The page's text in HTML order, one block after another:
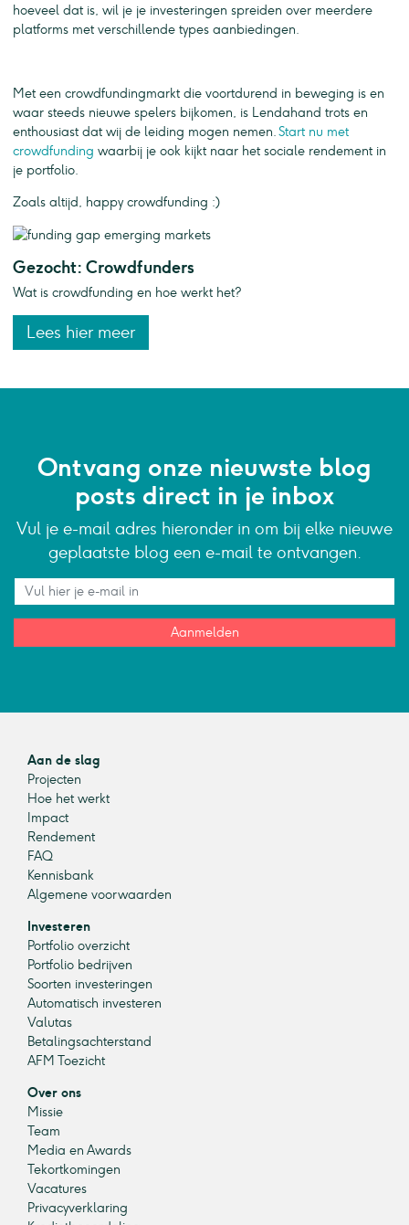
hoeveel dat is, wil je je investeringen spreiden over meerdere
platforms met verschillende types aanbiedingen.
Met een crowdfundingmarkt die voortdurend in beweging is en
waar steeds nieuwe spelers bijkomen, is Lendahand trots en
enthousiast dat wij de leiding mogen nemen.Start nu met
crowdfunding waarbij je ook kijkt naar het sociale rendement in
je portfolio.
Zoals altijd, happy crowdfunding :)
Gezocht: Crowdfunders
Wat is crowdfunding en hoe werkt het?
Lees hier meer
Ontvang onze nieuwste blog
posts direct in je inbox
Vul je e-mail adres hieronder in om bij elke nieuwe
geplaatste blog een e-mail te ontvangen.
Aanmelden
Aan de slag
Projecten
Hoe het werkt
Impact
Rendement
FAQ
Kennisbank
Algemene voorwaarden
Investeren
Portfolio overzicht
Portfolio bedrijven
Soorten investeringen
Automatisch investeren
Valutas
Betalingsachterstand
AFM Toezicht
Over ons
Missie
Team
Media en Awards
Tekortkomingen
Vacatures
Privacyverklaring